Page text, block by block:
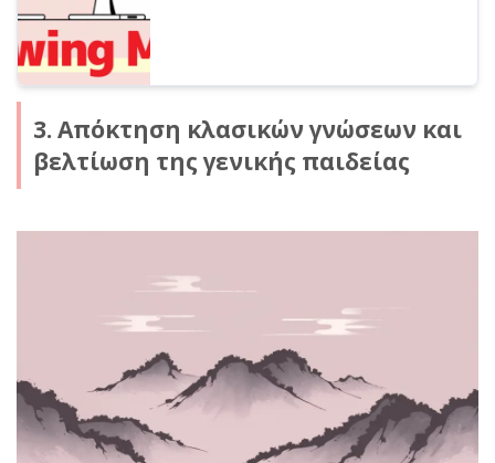
3. Απόκτηση κλασικών γνώσεων και
βελτίωση της γενικής παιδείας